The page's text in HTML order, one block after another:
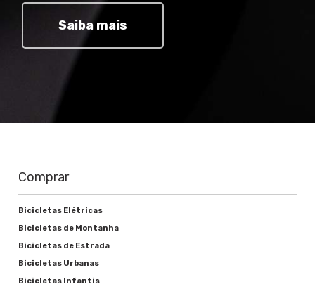
Saiba mais
Comprar
Bicicletas Elétricas
Bicicletas de Montanha
Bicicletas de Estrada
Bicicletas Urbanas
Bicicletas Infantis